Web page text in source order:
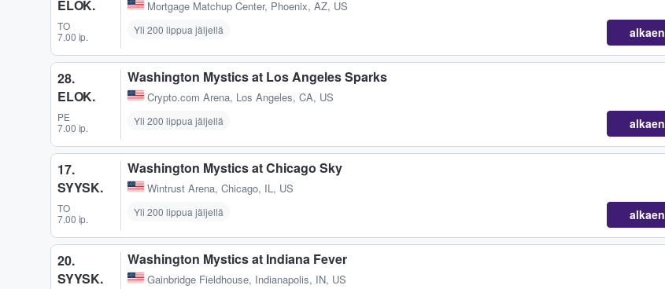
ELOK.
TO
7.00 ip.
Mortgage Matchup Center, Phoenix, AZ, US
Yli 200 lippua jäljellä alkaen
28.
ELOK.
PE
7.00 ip.
Washington Mystics at Los Angeles Sparks
Crypto.com Arena, Los Angeles, CA, US
Yli 200 lippua jäljellä alkaen
17.
SYYSK.
TO
7.00 ip.
Washington Mystics at Chicago Sky
Wintrust Arena, Chicago, IL, US
Yli 200 lippua jäljellä alkaen
20.
SYYSK.
Washington Mystics at Indiana Fever
Gainbridge Fieldhouse, Indianapolis, IN, US